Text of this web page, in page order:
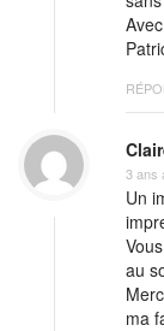
3 ans
Un
au
ma